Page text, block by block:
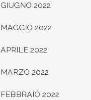
GIUGNO 2022
MAGGIO 2022
APRILE 2022
MARZO 2022
FEBBRAIO 2022